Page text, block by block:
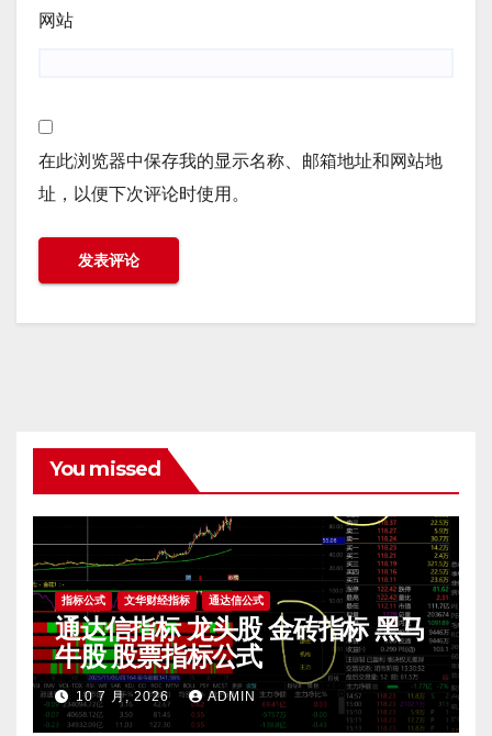
网站
在此浏览器中保存我的显示名称、邮箱地址和网站地
址，以便下次评论时使用。
You missed
指标公式 文华财经指标 通达信公式
通达信指标 龙头股 金砖指标 黑马
牛股 股票指标公式
10 7 月, 2026 ADMIN